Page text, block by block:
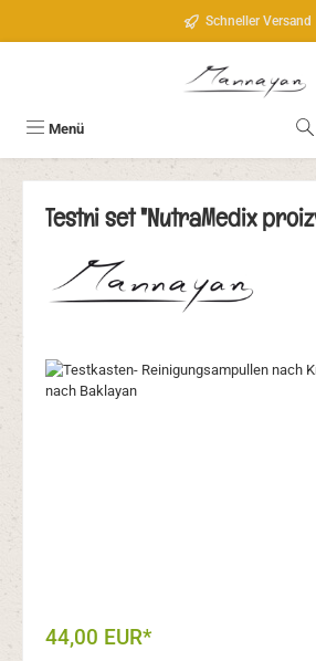
Schneller Versand
Menü
Testni set "NutraMedix
Bildergalerie überspringen
44,00 EUR*